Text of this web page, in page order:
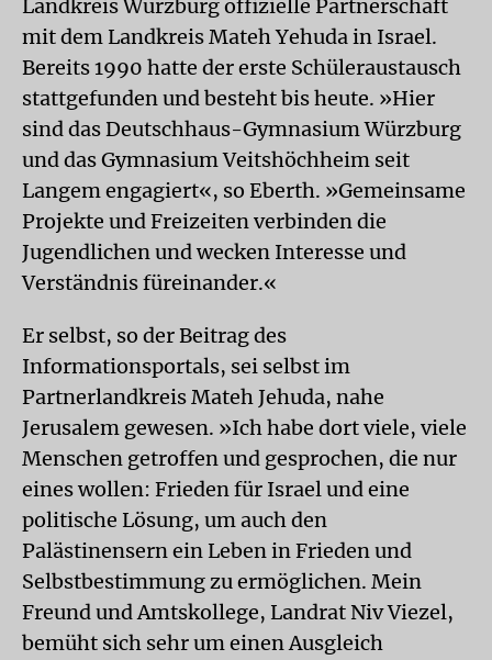
Landkreis Würzburg offizielle Partnerschaft
mit dem Landkreis Mateh Yehuda in Israel.
Bereits 1990 hatte der erste Schüleraustausch
stattgefunden und besteht bis heute. »Hier
sind das Deutschhaus-Gymnasium Würzburg
und das Gymnasium Veitshöchheim seit
Langem engagiert«, so Eberth. »Gemeinsame
Projekte und Freizeiten verbinden die
Jugendlichen und wecken Interesse und
Verständnis füreinander.«
Er selbst, so der Beitrag des
Informationsportals, sei selbst im
Partnerlandkreis Mateh Jehuda, nahe
Jerusalem gewesen. »Ich habe dort viele, viele
Menschen getroffen und gesprochen, die nur
eines wollen: Frieden für Israel und eine
politische Lösung, um auch den
Palästinensern ein Leben in Frieden und
Selbstbestimmung zu ermöglichen. Mein
Freund und Amtskollege, Landrat Niv Viezel,
bemüht sich sehr um einen Ausgleich